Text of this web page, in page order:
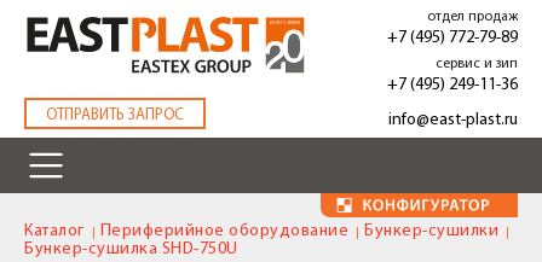
основному
содержанию
ОТПРАВИТЬ ЗАПРОС
отдел продаж
+7 (495) 772-79-89
сервис и зип
+7 (495) 249-11-36
info@east-plast.ru
Каталог Периферийное оборудование
Бункер-сушилки
Бункер-сушилка SHD-750U